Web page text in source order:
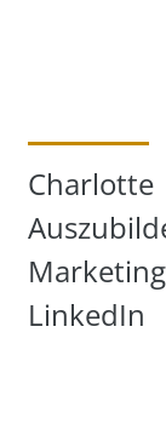
Charlotte
LinkedIn